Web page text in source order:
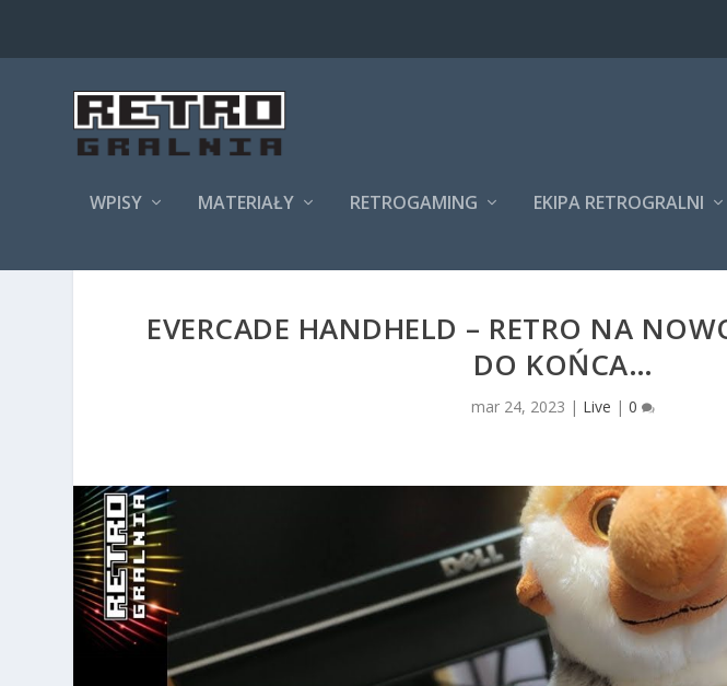
WPISY MATERIAŁY RETROGAMING EKIPA RETROGRALNI
EVERCADE HANDHELD – RETRO NA
DO KOŃCA…
mar 24, 2023 | Live | 0